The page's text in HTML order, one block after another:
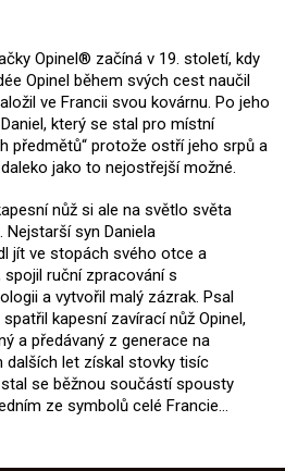
Opinel® začíná v 19. století, kdy
Opinel během svých cest naučil
ve Francii svou kovárnu. Po jeho
který se stal pro místní
předmětů“ protože ostří jeho srpů a
jako to nejostřejší možné.
nůž si ale na světlo světa
syn Daniela
jít ve stopách svého otce a
ruční zpracování s
a vytvořil malý zázrak. Psal
kapesní zavírací nůž Opinel,
a předávaný z generace na
dalších let získal stovky tisíc
se běžnou součástí spousty
ze symbolů celé Francie…